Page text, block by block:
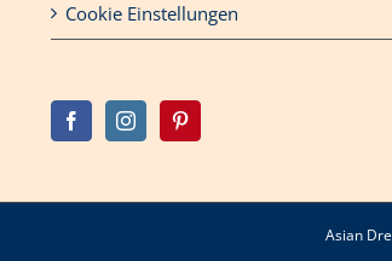
Cookie Einstellungen
Asian